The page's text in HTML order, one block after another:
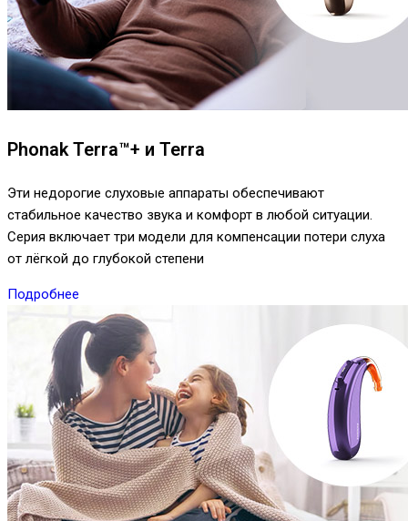
Phonak Terra™+ и Terra
Эти недорогие слуховые аппараты обеспечивают
стабильное качество звука и комфорт в любой ситуации.
Серия включает три модели для компенсации потери слуха
от лёгкой до глубокой степени
Подробнее